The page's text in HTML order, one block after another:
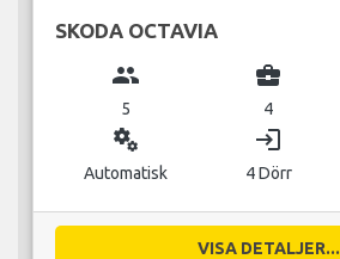
SKODA OCTAVIA
group
5
business_center
4
miscellaneous_services
Automatisk
login
4 Dörr
VISA DETALJER...